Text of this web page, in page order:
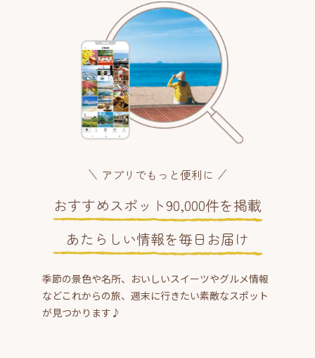
アプリでもっと便利に
おすすめスポット90,000件を掲載
あたらしい情報を毎日お届け
季節の景色や名所、おいしいスイーツやグルメ情報
などこれからの旅、週末に行きたい素敵なスポット
が見つかります♪